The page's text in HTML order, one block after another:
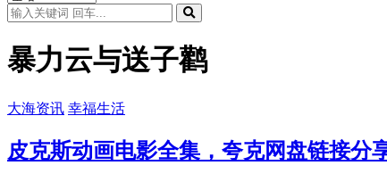
暴力云与送子鹳
大海资讯 幸福生活
皮克斯动画电影全集，夸克网盘链接分